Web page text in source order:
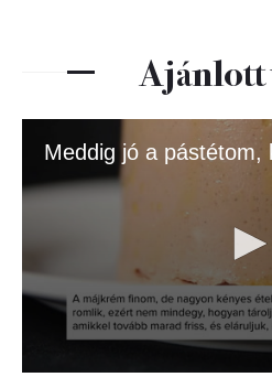
Ajánlott